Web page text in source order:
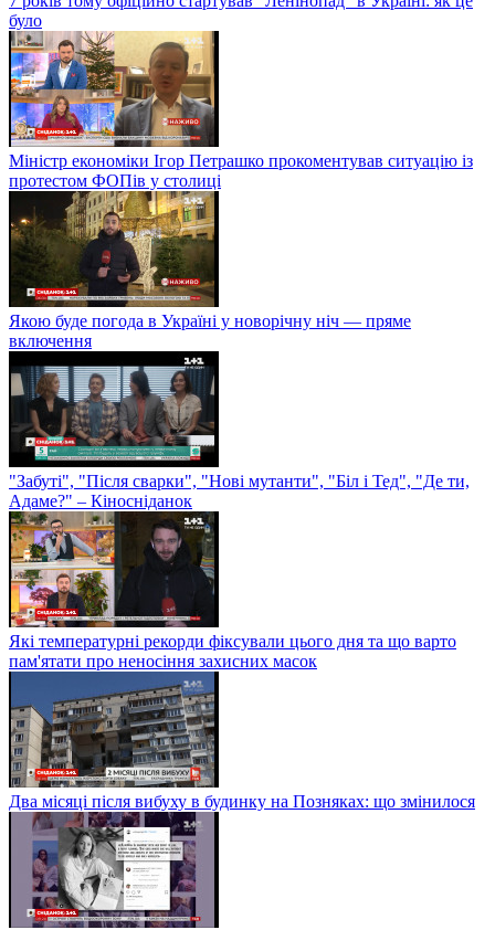
було
Міністр економіки Ігор Петрашко прокоментував ситуацію із
протестом ФОПів у столиці
Якою буде погода в Україні у новорічну ніч — пряме
включення
"Забуті", "Після сварки", "Нові мутанти", "Біл і Тед", "Де ти,
Адаме?" – Кіносніданок
Які температурні рекорди фіксували цього дня та що варто
пам'ятати про неносіння захисних масок
Два місяці після вибуху в будинку на Позняках: що змінилося